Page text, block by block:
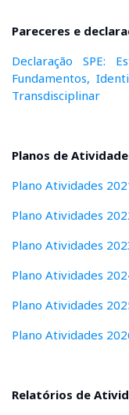
Pareceres e
Declaração SPE:
Fundamentos,
Transdisciplinar
Planos de
Plano Atividades
Plano Atividades
Plano Atividades
Plano Atividades
Plano Atividades
Plano Atividades
Relatórios de